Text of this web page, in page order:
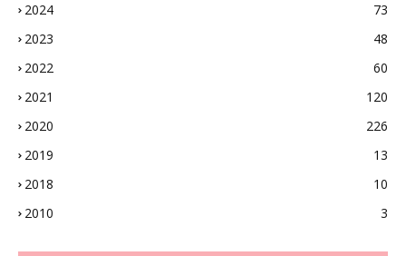
2024
73
2023
48
2022
60
2021
120
2020
226
2019
13
2018
10
2010
3